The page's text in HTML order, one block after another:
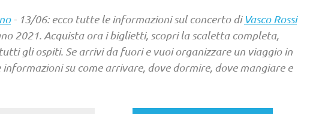
- 13/06: ecco tutte le informazioni sul concerto di Vasco Rossi
2021. Acquista ora i biglietti, scopri la scaletta completa,
gli ospiti. Se arrivi da fuori e vuoi organizzare un viaggio in
su come arrivare, dove dormire, dove mangiare e